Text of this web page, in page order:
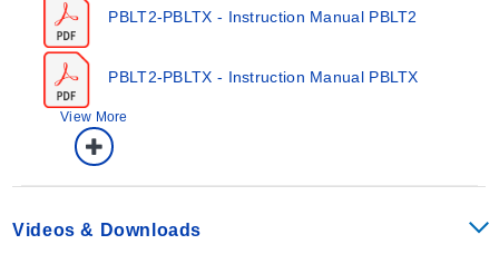
über dem Tank. Die Belüftung ist mit einem
wartungsfreien Filter geschützt, der das Eindringen von
Partikeln oder Wassertropfen in den Sensor verhindert.
Produktanwendungen
Abwasser
Schlammsümpfe, Nachklärbecken, Faulbehälter
Aluminiumsalztanks
Öltanks
PBLT2-PBLTX - Instruction Manual PBLT2
PBLT2-PBLTX - Instruction Manual PBLTX
View More
Videos & Downloads